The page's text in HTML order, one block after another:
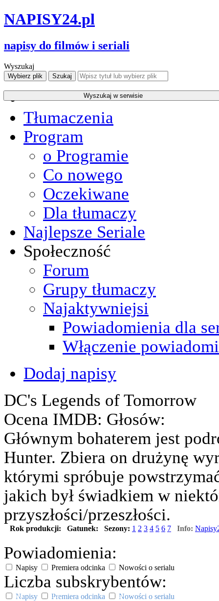
NAPISY24.pl
napisy do filmów i seriali
Wyszukaj
Tłumaczenia
Program
o Programie
Co nowego
Oczekiwane
Dla tłumaczy
Najlepsze Seriale
Społeczność
Forum
Grupy tłumaczy
Najaktywniejsi
Powiadomienia dla
Włączenie
Dodaj napisy
DC's Legends of Tomorrow
Ocena IMDB: Głosów:
Głównym bohaterem jest
Hunter. Zbiera on drużynę
którymi spróbuje
jakich był świadkiem w
przyszłości/przeszłości.
Rok produkcji: Gatunek: Sezony: 1 2 3 4 5 6 7 Info:
Powiadomienia:
Napisy Premiera odcinka Nowości o serialu
Liczba subskrybentów:
43
Napisy 13
Premiera odcinka 3
Nowości o serialu